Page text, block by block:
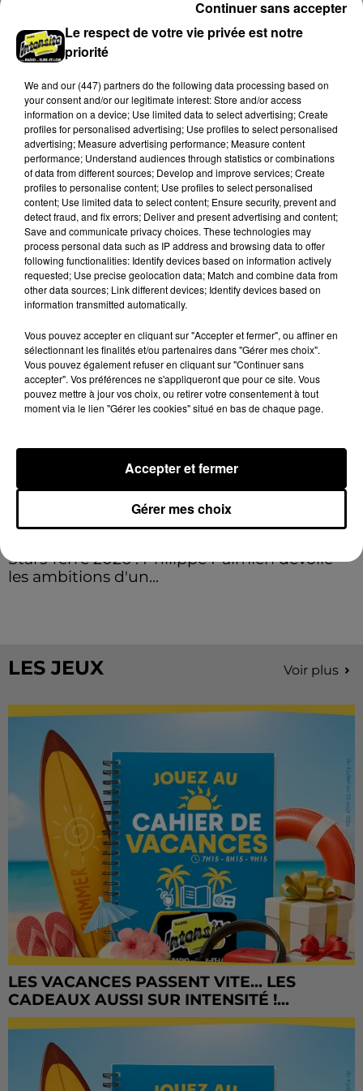
Loir-et-Cher : un pyromane interpellé grâce
au sang-froid des...
Samedi 25 juillet, plus d'une dizaine de feux de
champs et de sous-bois ont été déclenchés dans le
secteur de Fontaine-les-Côteaux, Montoire et Lunay.
Grâce...
LE GRAND FORMAT
Stars'Terre 2026 : Philippe Palmieri dévoile
les ambitions d'un...
LES JEUX Voir plus
LES VACANCES PASSENT VITE... LES
CADEAUX AUSSI SUR INTENSITÉ !...
Le respect de votre vie privée est notre
priorité
We and our (447) partnersdo the following data processing based on
your consent and/or our legitimate interest: Store and/or access
information on a device; Use limited data to select advertising; Create
profiles for personalised advertising; Use profiles to select personalised
advertising; Measure advertising performance; Measure content
performance; Understand audiences through statistics or combinations
of data from different sources; Develop and improve services; Create
profiles to personalise content; Use profiles to select personalised
content; Use limited data to select content; Ensure security, prevent and
detect fraud, and fix errors; Deliver and present advertising and content;
Save and communicate privacy choices. These technologies may
process personal data such as IP address and browsing data to offer
following functionalities: Identify devices based on information actively
requested; Use precise geolocation data; Match and combine data from
other data sources; Link different devices; Identify devices based on
information transmitted automatically.
Vous pouvez accepter en cliquant sur "Accepter et fermer", ou affiner en
sélectionnant les finalités et/ou partenaires dans "Gérer mes choix".
Vous pouvez également refuser en cliquant sur "Continuer sans
accepter". Vos préférences ne s'appliqueront que pour ce site. Vous
pouvez mettre à jour vos choix, ou retirer votre consentement à tout
moment via le lien "Gérer les cookies" situé en bas de chaque page.
Gérer mes choix
Accepter et fermer
Continuer sans accepter